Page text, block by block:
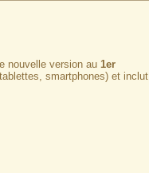
nouvelle version au 1er
smartphones) et inclut